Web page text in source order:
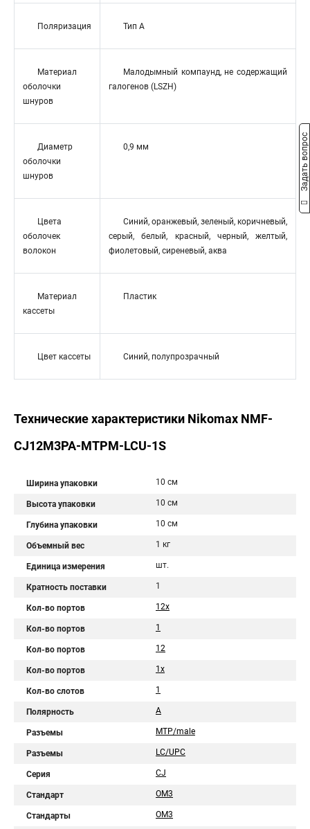
Поляризация Тип А
Материал
оболочки
шнуров
Малодымный компаунд, не содержащий
галогенов (LSZH)
Диаметр
оболочки
шнуров
0,9 мм
Цвета
оболочек
волокон
Синий, оранжевый, зеленый, коричневый,
серый, белый, красный, черный, желтый,
фиолетовый, сиреневый, аква
Материал
кассеты
Пластик
Цвет кассеты Синий, полупрозрачный
Технические характеристики Nikomax NMF-
CJ12M3PA-MTPM-LCU-1S
Ширина упаковки 10 см
Высота упаковки 10 см
Глубина упаковки 10 см
Объемный вес 1 кг
Единица измерения шт.
Кратность поставки 1
Кол-во портов 12x
Кол-во портов 1
Кол-во портов 12
Кол-во портов 1x
Кол-во слотов 1
Полярность А
Разъемы MTP/male
Разъемы LC/UPC
Серия CJ
Стандарт OM3
Стандарты OM3
Задать вопрос